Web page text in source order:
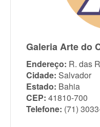
Galeria Arte do
Endereço: R. das
Cidade: Salvador
Estado: Bahia
CEP: 41810-700
Telefone: (71)